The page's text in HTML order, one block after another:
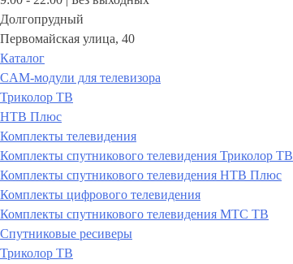
Долгопрудный
Первомайская улица, 40
Каталог
CAM-модули для телевизора
Триколор ТВ
НТВ Плюс
Комплекты телевидения
Комплекты спутникового телевидения Триколор ТВ
Комплекты спутникового телевидения НТВ Плюс
Комплекты цифрового телевидения
Комплекты спутникового телевидения МТС ТВ
Спутниковые ресиверы
Триколор ТВ